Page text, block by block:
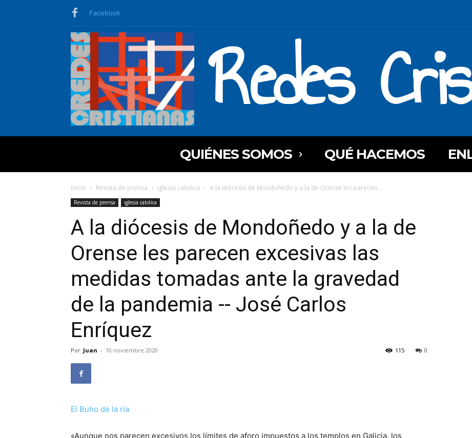
Facebook
Redes
QUIÉNES SOMOS QUÉ HACEMOS
Inicio Revista de prensa iglesia catolica A la diócesis de Mondoñedo y a la de Orense les parecen...
Revista de prensa iglesia catolica
A la diócesis de Mondoñedo y a la de
Orense les parecen excesivas las
medidas tomadas ante la gravedad
de la pandemia -- José Carlos
Enríquez
Por Juan - 10 noviembre 2020 0
115
El Buho de la ría
«Aunque nos parecen excesivos los límites de aforo impuestos a los templos en Galicia, los